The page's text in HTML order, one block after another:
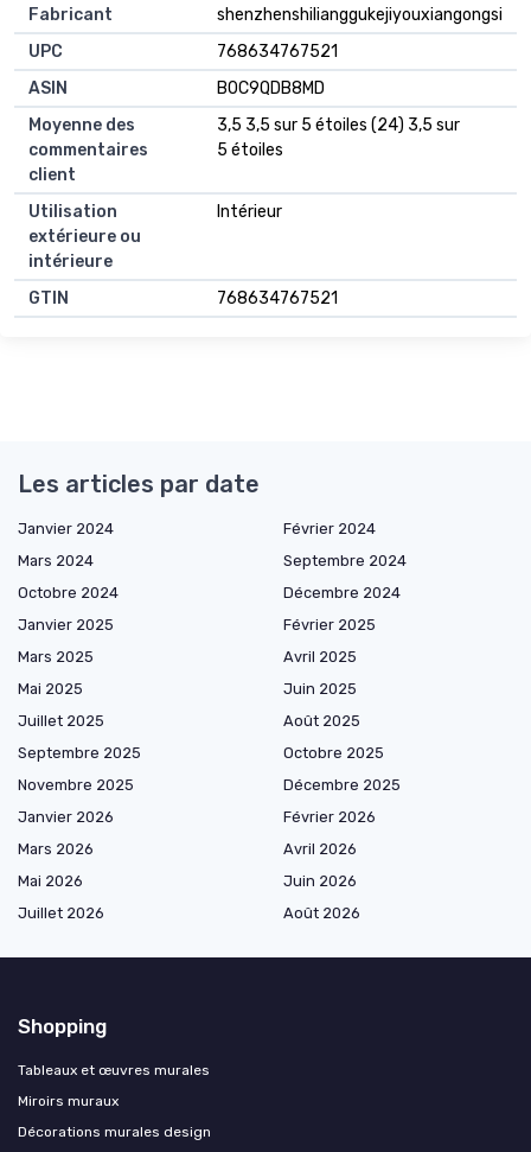
Fabricant
shenzhenshilianggukejiyouxiangongsi
UPC
768634767521
ASIN
B0C9QDB8MD
Moyenne des
commentaires
client
3,5 3,5 sur 5 étoiles (24) 3,5 sur
5 étoiles
Utilisation
extérieure ou
intérieure
Intérieur
GTIN 768634767521
Les articles par date
Janvier 2024
Février 2024
Mars 2024
Septembre 2024
Octobre 2024
Décembre 2024
Janvier 2025
Février 2025
Mars 2025
Avril 2025
Mai 2025
Juin 2025
Juillet 2025
Août 2025
Septembre 2025
Octobre 2025
Novembre 2025
Décembre 2025
Janvier 2026
Février 2026
Mars 2026
Avril 2026
Mai 2026
Juin 2026
Juillet 2026
Août 2026
Shopping
Tableaux et œuvres murales
Miroirs muraux
Décorations murales design